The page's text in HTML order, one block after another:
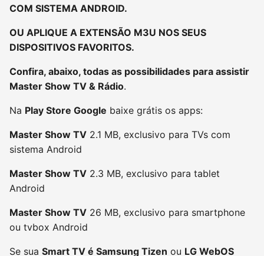
COM SISTEMA ANDROID.
OU APLIQUE A EXTENSÃO M3U NOS SEUS
DISPOSITIVOS FAVORITOS.
Confira, abaixo, todas as possibilidades para assistir
Master Show TV & Rádio.
Na Play Store Google baixe grátis os apps:
Master Show TV 2.1 MB, exclusivo para TVs com
sistema Android
Master Show TV 2.3 MB, exclusivo para tablet
Android
Master Show TV 26 MB, exclusivo para smartphone
ou tvbox Android
Se sua Smart TV é Samsung Tizen ou LG WebOS